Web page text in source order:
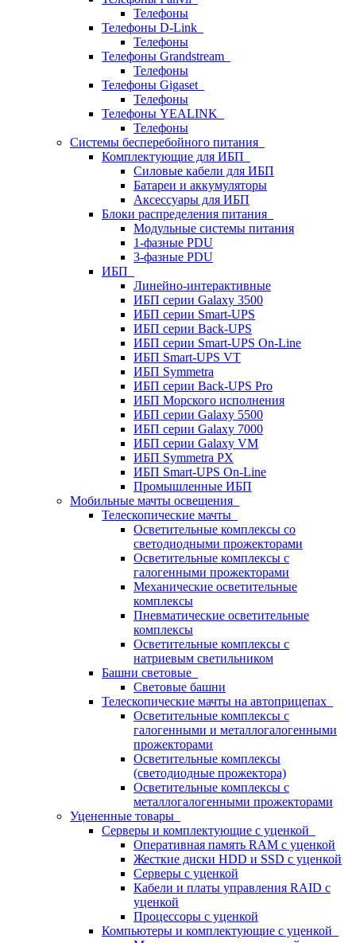
Телефоны
Телефоны D-Link
Телефоны
Телефоны Grandstream
Телефоны
Телефоны Gigaset
Телефоны
Телефоны YEALINK
Телефоны
Системы бесперебойного питания
Комплектующие для ИБП
Силовые кабели для ИБП
Батареи и аккумуляторы
Аксессуары для ИБП
Блоки распределения питания
Модульные системы питания
1-фазные PDU
3-фазные PDU
ИБП
Линейно-интерактивные
ИБП серии Galaxy 3500
ИБП серии Smart-UPS
ИБП серии Back-UPS
ИБП серии Smart-UPS On-Line
ИБП Smart-UPS VT
ИБП Symmetra
ИБП серии Back-UPS Pro
ИБП Морского исполнения
ИБП серии Galaxy 5500
ИБП серии Galaxy 7000
ИБП серии Galaxy VM
ИБП Symmetra PX
ИБП Smart-UPS On-Line
Промышленные ИБП
Мобильные мачты освещения
Телескопические мачты
Осветительные комплексы со
светодиодными прожекторами
Осветительные комплексы с
галогенными прожекторами
Механические осветительные
комплексы
Пневматические осветительные
комплексы
Осветительные комплексы с
натриевым светильником
Башни световые
Световые башни
Телескопические мачты на автоприцепах
Осветительные комплексы с
галогенными и металлогалогенными
прожекторами
Осветительные комплексы
(светодиодные прожектора)
Осветительные комплексы с
металлогалогенными прожекторами
Уцененные товары
Серверы и комплектующие с уценкой
Оперативная память RAM с уценкой
Жесткие диски HDD и SSD с уценкой
Серверы с уценкой
Кабели и платы управления RAID с
уценкой
Процессоры с уценкой
Компьютеры и комплектующие с уценкой